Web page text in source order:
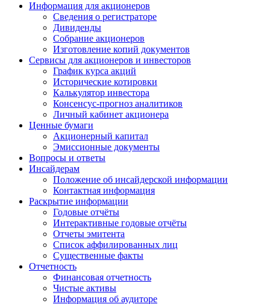
Информация для акционеров
Сведения о регистраторе
Дивиденды
Собрание акционеров
Изготовление копий документов
Сервисы для акционеров и инвесторов
График курса акций
Исторические котировки
Калькулятор инвестора
Консенсус-прогноз аналитиков
Личный кабинет акционера
Ценные бумаги
Акционерный капитал
Эмиссионные документы
Вопросы и ответы
Инсайдерам
Положение об инсайдерской информации
Контактная информация
Раскрытие информации
Годовые отчёты
Интерактивные годовые отчёты
Отчеты эмитента
Список аффилированных лиц
Существенные факты
Отчетность
Финансовая отчетность
Чистые активы
Информация об аудиторе